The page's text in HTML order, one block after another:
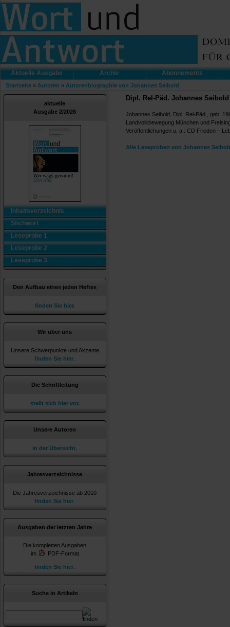
Aktuelle Ausgabe Archiv Abonnements
Startseite » Autoren » Autorenbiographie von Johannes Seibold
aktuelle
Ausgabe 2/2026
Inhaltsverzeichnis
Stichwort
Leseprobe 1
Leseprobe 2
Leseprobe 3
Den Aufbau eines jeden Heftes
finden Sie hier.
Wir über uns
Unsere Schwerpunkte und Akzente
finden Sie hier
Die Schriftleitung
stellt sich hier vor.
Unsere Autoren
in der Übersicht.
Jahresverzeichnisse
Die Jahresverzeichnisse ab 2010
finden Sie hier
Ausgaben der letzten Jahre
Die kompletten Ausgaben
im
PDF-Format
finden Sie hier
Suche in Artikeln
Dipl. Rel-Päd. Johannes Seibold
Johannes Seibold, Dipl. Rel-Päd., geb.
Landvolkbewegung München und
Veröffentlichungen u. a.: CD Frieden –
Alle Leseproben von Johannes